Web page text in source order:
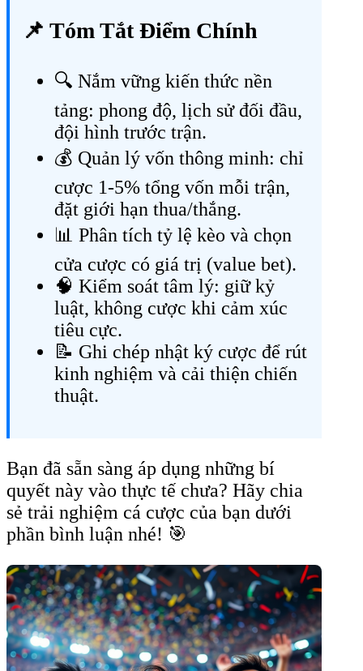
📌 Tóm Tắt Điểm Chính
🔍 Nắm vững kiến thức nền
tảng: phong độ, lịch sử đối đầu,
đội hình trước trận.
💰 Quản lý vốn thông minh: chỉ
cược 1-5% tổng vốn mỗi trận,
đặt giới hạn thua/thắng.
📊 Phân tích tỷ lệ kèo và chọn
cửa cược có giá trị (value bet).
🧠 Kiểm soát tâm lý: giữ kỷ
luật, không cược khi cảm xúc
tiêu cực.
📝 Ghi chép nhật ký cược để rút
kinh nghiệm và cải thiện chiến
thuật.
Bạn đã sẵn sàng áp dụng những bí
quyết này vào thực tế chưa? Hãy chia
sẻ trải nghiệm cá cược của bạn dưới
phần bình luận nhé! 🎯